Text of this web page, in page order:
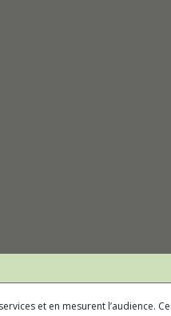
et en mesurent l’audience.